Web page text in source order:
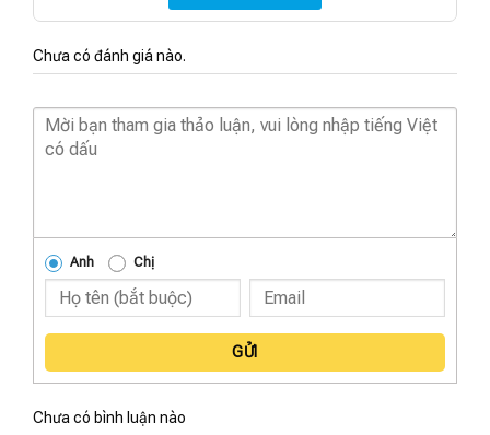
Chưa có đánh giá nào.
Anh Chị
GỬI
Chưa có bình luận nào